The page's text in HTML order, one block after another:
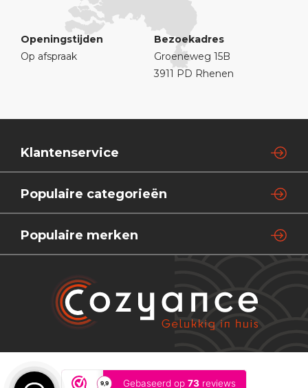
Openingstijden
Op afspraak
Bezoekadres
Groeneweg 15B
3911 PD Rhenen
Klantenservice
Populaire categorieën
Populaire merken